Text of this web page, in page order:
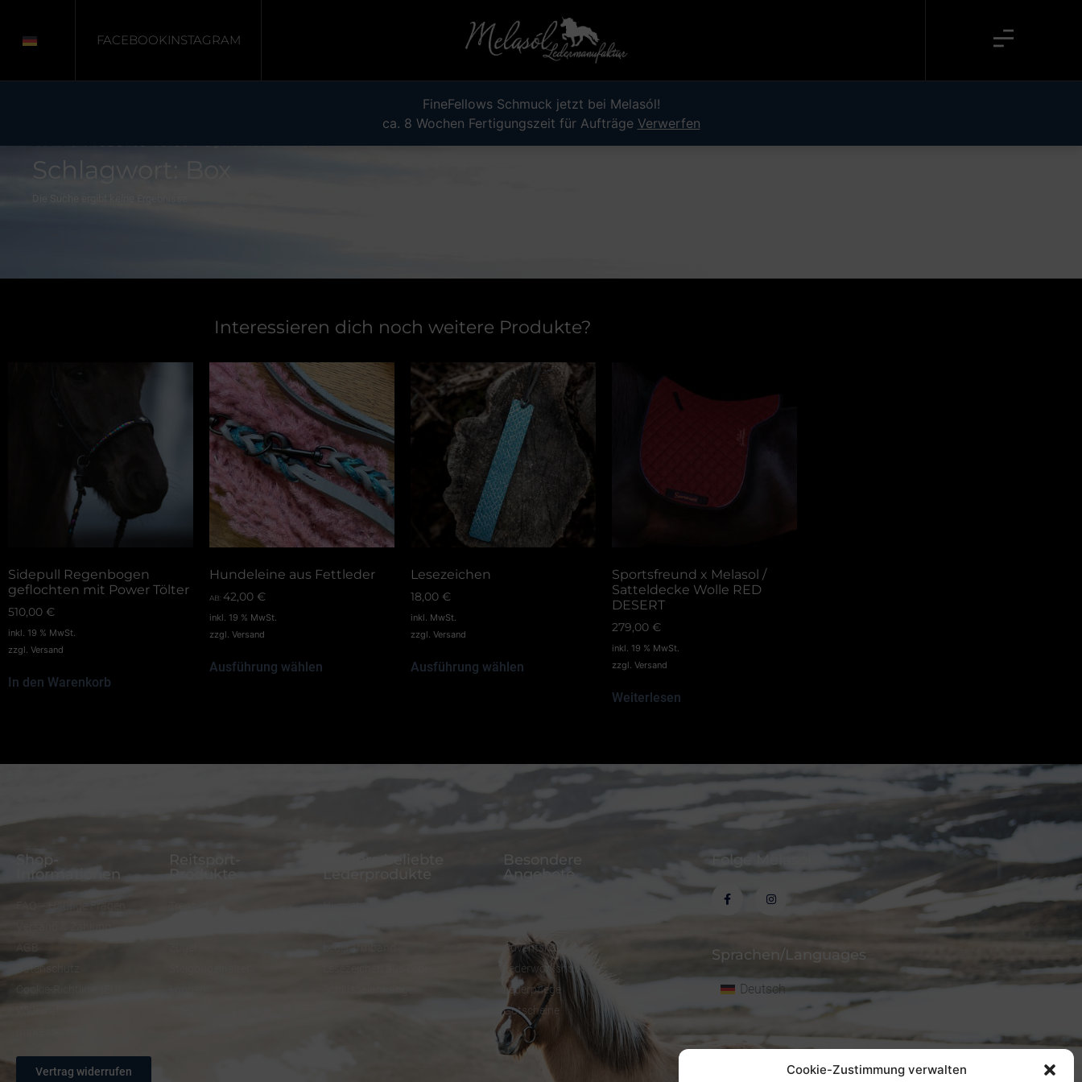
Cookie-Zustimmung verwalten
FineFellows Schmuck jetzt bei Melasól!
ca. 8 Wochen Fertigungszeit für Aufträge Verwerfen
FACEBOOKINSTAGRAM
Start/ Produkte verschlagwortet mit „Box“
Schlagwort: Box
Interessieren dich noch weitere Produkte?
Sidepull Regenbogen
geflochten mit Power Tölter
510,00 €
inkl. 19 % MwSt.
zzgl. Versand
In den Warenkorb
Hundeleine aus Fettleder
AB: 42,00 €
inkl. 19 % MwSt.
zzgl. Versand
Ausführung wählen
Lesezeichen
18,00 €
inkl. MwSt.
zzgl. Versand
Ausführung wählen
Sportsfreund x Melasol /
Satteldecke Wolle RED
DESERT
279,00 €
inkl. 19 % MwSt.
zzgl. Versand
Weiterlesen
Shop-
Informationen
FAQ – Häufige Fragen
AGB
Datenschutz
Cookie-Richtlinie (EU)
Vertrag widerrufen
Reitsport-
Produkte
Lederprodukte
Besondere
Angebote
Adventskalender
Lederworkshops
Lederpflege
Gutscheine
Folge Melasól
Sprachen/Languages
Deutsch